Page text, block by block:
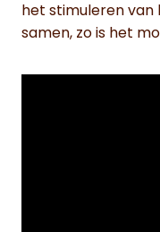
het stimuleren van
samen, zo is het